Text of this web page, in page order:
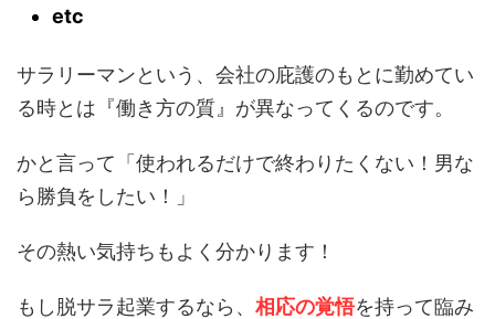
etc
サラリーマンという、会社の庇護のもとに勤めてい
る時とは『働き方の質』が異なってくるのです。
かと言って「使われるだけで終わりたくない！男な
ら勝負をしたい！」
その熱い気持ちもよく分かります！
もし脱サラ起業するなら、 相応の覚悟を持って臨み